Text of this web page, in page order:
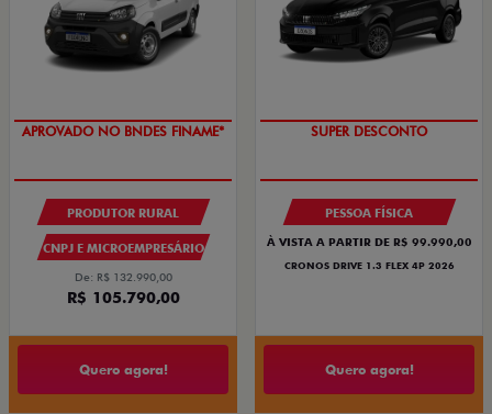
APROVADO NO BNDES FINAME*
PRODUTOR RURAL
CNPJ E MICROEMPRESÁRIO
De: R$ 132.990,00
R$ 105.790,00
Quero agora!
SUPER DESCONTO
PESSOA FÍSICA
À VISTA A PARTIR DE R$ 99.990,00
CRONOS DRIVE 1.3 FLEX 4P 2026
Quero agora!